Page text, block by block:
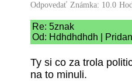
Odpovedať Známka: 10.0
Re: 5znak
Od: Hdhdhdhdh |
Ty si co za trola
na to minuli.